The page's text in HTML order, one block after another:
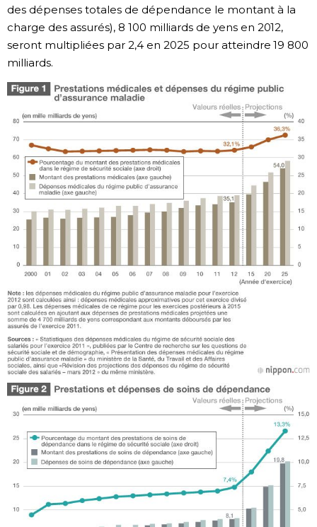
des dépenses totales de dépendance le montant à la
charge des assurés), 8 100 milliards de yens en 2012,
seront multipliées par 2,4 en 2025 pour atteindre 19 800
milliards.